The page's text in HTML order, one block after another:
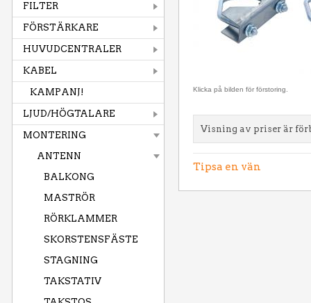
FILTER
FÖRSTÄRKARE
HUVUDCENTRALER
KABEL
KAMPANJ!
LJUD/HÖGTALARE
MONTERING
ANTENN
BALKONG
MASTRÖR
RÖRKLAMMER
SKORSTENSFÄSTE
STAGNING
TAKSTATIV
Klicka på bilden för förstoring.
Visning av priser är
Tipsa en vän